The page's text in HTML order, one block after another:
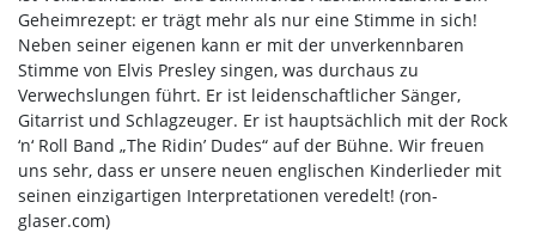
Geheimrezept: er trägt mehr als nur eine Stimme in sich!
Neben seiner eigenen kann er mit der unverkennbaren
Stimme von Elvis Presley singen, was durchaus zu
Verwechslungen führt. Er ist leidenschaftlicher Sänger,
Gitarrist und Schlagzeuger. Er ist hauptsächlich mit der Rock
‘n‘ Roll Band „The Ridin’ Dudes“ auf der Bühne. Wir freuen
uns sehr, dass er unsere neuen englischen Kinderlieder mit
seinen einzigartigen Interpretationen veredelt! (ron-
glaser.com)